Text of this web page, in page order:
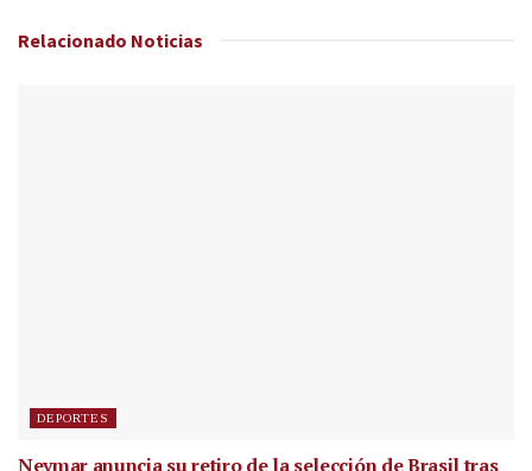
Relacionado Noticias
DEPORTES
Neymar anuncia su retiro de la selección de Brasil tras